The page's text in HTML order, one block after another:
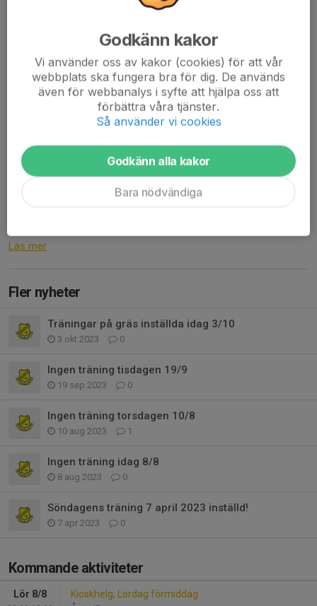
lagkassan enligt det vi har kommit överens om tidigare, d.v.s....
Läs mer
Lag- och spelarfotografering
0 kommentarer
Hej!
Kansliet har meddelat att lag- och spelarfotografering av alla
fotbollslag födda 2010-2017 kommer att ske under helgen 19-
Läs mer
Fler nyheter
Träningar på gräs inställda idag 3/10
3 okt 2023 0
Ingen träning tisdagen 19/9
19 sep 2023 0
Ingen träning torsdagen 10/8
10 aug 2023 1
Ingen träning idag 8/8
8 aug 2023 0
Söndagens träning 7 april 2023 inställd!
7 apr 2023 0
Kommande aktiviteter
Lör 8/8 Kioskhelg, Lördag förmiddag
Godkänn kakor
Vi använder oss av kakor (cookies) för att vår
webbplats ska fungera bra för dig. De används
även för webbanalys i syfte att hjälpa oss att
förbättra våra tjänster.
Så använder vi cookies
Godkänn alla kakor
Bara nödvändiga